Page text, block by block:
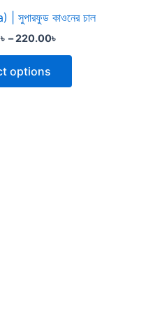
| সুপারফুড কাওনের চাল
৳ – 220.00৳
options